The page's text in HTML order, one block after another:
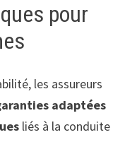
pour
les assureurs
adaptées
liés à la conduite